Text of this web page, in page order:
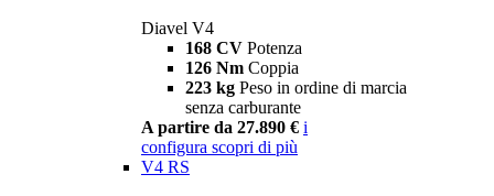
Diavel V4
168 CV Potenza
126 Nm Coppia
223 kg Peso in ordine di marcia
senza carburante
A partire da 27.890 € i
configura scopri di più
V4 RS